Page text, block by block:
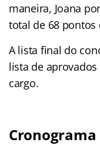
maneira, Joana
total de 68 pontos
A lista final do
lista de
cargo.
Cronograma